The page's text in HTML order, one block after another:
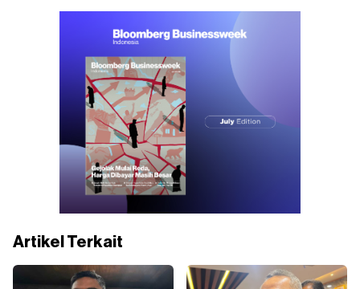
Artikel Terkait